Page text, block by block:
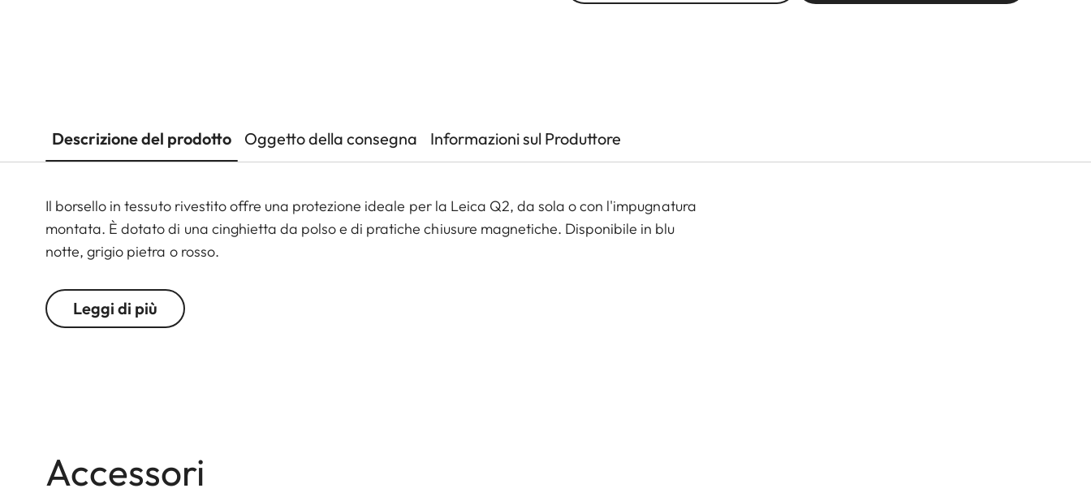
Descrizione del prodotto Oggetto della consegna Informazioni sul Produttore
Il borsello in tessuto rivestito offre una protezione ideale per la Leica Q2, da sola o con l'impugnatura
montata. È dotato di una cinghietta da polso e di pratiche chiusure magnetiche. Disponibile in blu
notte, grigio pietra o rosso.
Leggi di più
Accessori